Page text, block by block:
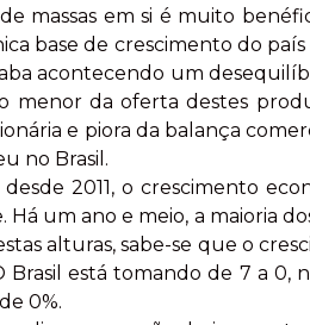
massas em si é muito
base de crescimento do
acontecendo um
menor da oferta destes
e piora da balança
no Brasil.
2011, o crescimento
Há um ano e meio, a maioria
alturas, sabe-se que o
Brasil está tomando de 7 a 0,
0%.